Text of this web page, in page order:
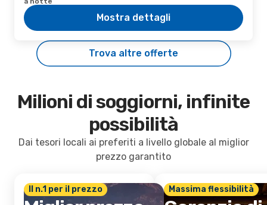
Mostra dettagli
Trova altre offerte
Milioni di soggiorni, infinite
possibilità
Dai tesori locali ai preferiti a livello globale al miglior
prezzo garantito
Il n.1 per il prezzo Massima flessibilità